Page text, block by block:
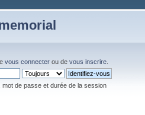
vous connecter ou de vous inscrire
mot de passe et durée de la session